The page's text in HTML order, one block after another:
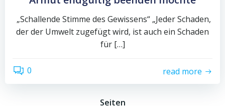
„Schallende Stimme des Gewissens“ „Jeder Schaden,
der der Umwelt zugefügt wird, ist auch ein Schaden
für […]
0 read more
Seiten